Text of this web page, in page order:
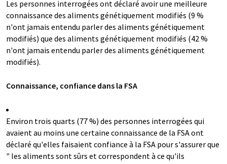
Les personnes interrogées ont déclaré avoir une meilleure
connaissance des aliments génétiquement modifiés (9 %
n'ont jamais entendu parler des aliments génétiquement
modifiés) que des aliments génétiquement modifiés (42 %
n'ont jamais entendu parler des aliments génétiquement
modifiés).
Connaissance, confiance dans la FSA
Environ trois quarts (77 %) des personnes interrogées qui
avaient au moins une certaine connaissance de la FSA ont
déclaré qu'elles faisaient confiance à la FSA pour s'assurer que
" les aliments sont sûrs et correspondent à ce qu'ils